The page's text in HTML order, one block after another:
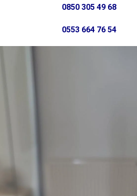
0850 305 49 68
0553 664 76 54